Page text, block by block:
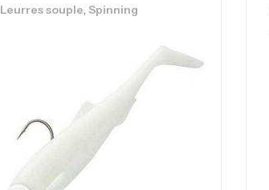
Leurres souple, Spinning